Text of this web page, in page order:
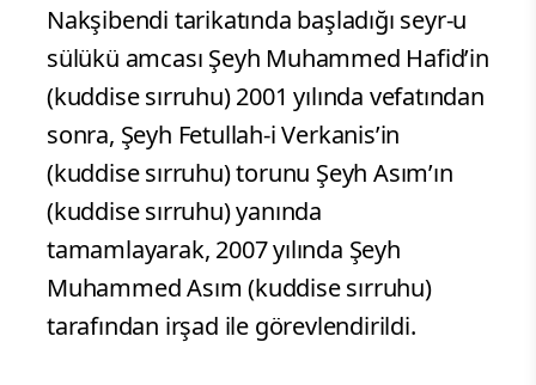
Nakşibendi tarikatında başladığı seyr-u
sülükü amcası Şeyh Muhammed Hafid’in
(kuddise sırruhu) 2001 yılında vefatından
sonra, Şeyh Fetullah-i Verkanis’in
(kuddise sırruhu) torunu Şeyh Asım’ın
(kuddise sırruhu) yanında
tamamlayarak, 2007 yılında Şeyh
Muhammed Asım (kuddise sırruhu)
tarafından irşad ile görevlendirildi.